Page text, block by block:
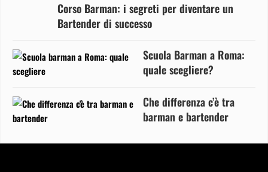
Corso Barman: i segreti per diventare un
Bartender di successo
Scuola Barman a Roma:
quale scegliere?
Che differenza c’è tra
barman e bartender